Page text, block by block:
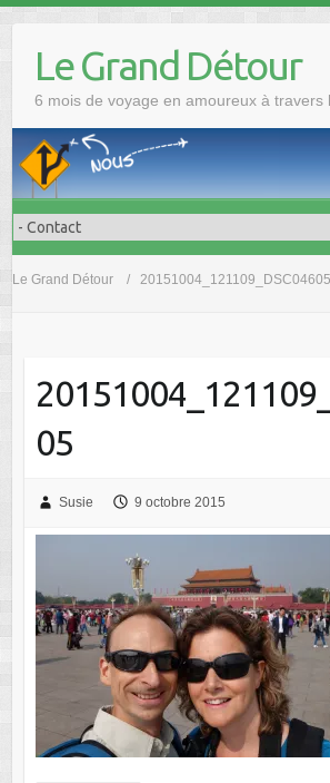
Le Grand Détour
6 mois de voyage en amoureux à travers
Le Grand Détour 20151004_121109_DSC04605
05
Susie 9 octobre 2015